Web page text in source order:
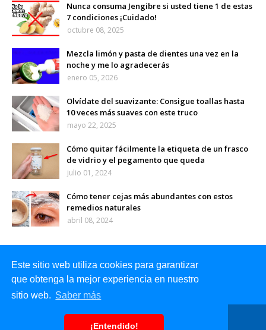
Este sitio web utiliza cookies para garantizar
que obtenga la mejor experiencia en nuestro
sitio web. Saber más
¡Entendido!
Nunca consuma Jengibre si usted tiene 1 de estas
7 condiciones ¡Cuidado!
octubre 08, 2025
Mezcla limón y pasta de dientes una vez en la
noche y me lo agradecerás
enero 05, 2026
Olvídate del suavizante: Consigue toallas hasta
10 veces más suaves con este truco
mayo 22, 2025
Cómo quitar fácilmente la etiqueta de un frasco
de vidrio y el pegamento que queda
julio 01, 2024
Cómo tener cejas más abundantes con estos
remedios naturales
abril 08, 2024
Inicio Sobre mi